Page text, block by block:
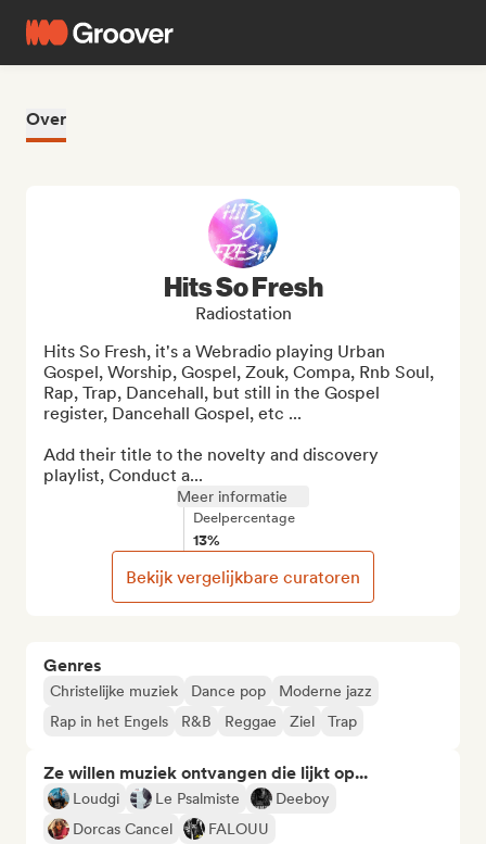
Over
Genres
Christelijke muziek Dance pop
Moderne jazz
Rap in het Engels
R&B Reggae Ziel Trap
Ze willen muziek ontvangen die lijkt op...
Loudgi Le Psalmiste
Deeboy
Dorcas Cancel
FALOUU
Hits So Fresh
Radiostation
Hits So Fresh, it's a Webradio playing Urban
Gospel, Worship, Gospel, Zouk, Compa, Rnb Soul,
Rap, Trap, Dancehall, but still in the Gospel
register, Dancehall Gospel, etc ...
Add their title to the novelty and discovery
playlist, Conduct a...
Meer informatie
Deelpercentage
13%
Bekijk vergelijkbare curatoren